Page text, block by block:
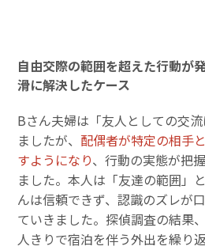
自由交際の範囲を超えた行動が
滑に解決したケース
Bさん夫婦は「友人としての交
ましたが、 配偶者が特定の相手
すようになり、行動の実態が把
ました。本人は「友達の範囲」
んは信頼できず、認識のズレが
ていきました。探偵調査の結果
人きりで宿泊を伴う外出を繰り